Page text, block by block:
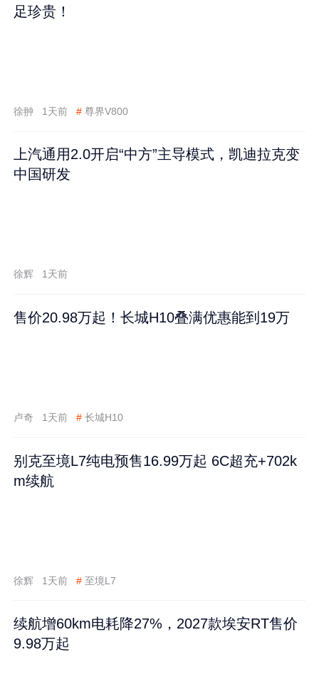
足珍贵！
徐翀 1天前 # 尊界V800
上汽通用2.0开启“中方”主导模式，凯迪拉克变
中国研发
徐辉 1天前
售价20.98万起！长城H10叠满优惠能到19万
卢奇 1天前 # 长城H10
别克至境L7纯电预售16.99万起 6C超充+702k
m续航
徐辉 1天前 # 至境L7
续航增60km电耗降27%，2027款埃安RT售价
9.98万起